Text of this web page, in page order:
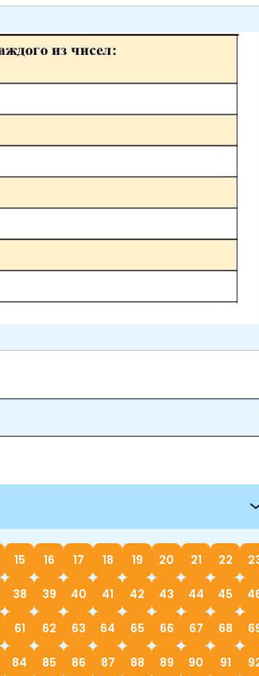
15 16 17 18 19 20 21 22
38 39 40 41 42 43 44 45
61 62 63 64 65 66 67 68
84 85 86 87 88 89 90 91